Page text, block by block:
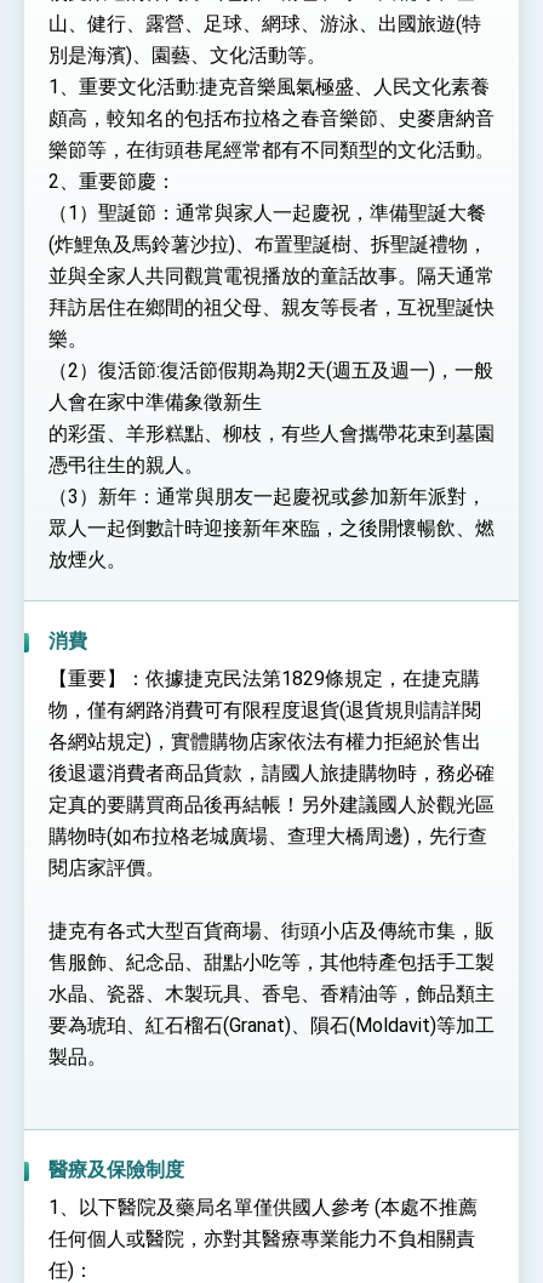
山、健行、露營、足球、網球、游泳、出國旅遊(特
別是海濱)、園藝、文化活動等。
1、重要文化活動:捷克音樂風氣極盛、人民文化素養
頗高，較知名的包括布拉格之春音樂節、史麥唐納音
樂節等，在街頭巷尾經常都有不同類型的文化活動。
2、重要節慶：
（1）聖誕節：通常與家人一起慶祝，準備聖誕大餐
(炸鯉魚及馬鈴薯沙拉)、布置聖誕樹、拆聖誕禮物，
並與全家人共同觀賞電視播放的童話故事。隔天通常
拜訪居住在鄉間的祖父母、親友等長者，互祝聖誕快
樂。
（2）復活節:復活節假期為期2天(週五及週一)，一般
人會在家中準備象徵新生
的彩蛋、羊形糕點、柳枝，有些人會攜帶花束到墓園
憑弔往生的親人。
（3）新年：通常與朋友一起慶祝或參加新年派對，
眾人一起倒數計時迎接新年來臨，之後開懷暢飲、燃
放煙火。
消費
【重要】：依據捷克民法第1829條規定，在捷克購
物，僅有網路消費可有限程度退貨(退貨規則請詳閱
各網站規定)，實體購物店家依法有權力拒絕於售出
後退還消費者商品貨款，請國人旅捷購物時，務必確
定真的要購買商品後再結帳！另外建議國人於觀光區
購物時(如布拉格老城廣場、查理大橋周邊)，先行查
閱店家評價。
捷克有各式大型百貨商場、街頭小店及傳統市集，販
售服飾、紀念品、甜點小吃等，其他特產包括手工製
水晶、瓷器、木製玩具、香皂、香精油等，飾品類主
要為琥珀、紅石榴石(Granat)、隕石(Moldavit)等加工
製品。
醫療及保險制度
1、以下醫院及藥局名單僅供國人參考 (本處不推薦
任何個人或醫院，亦對其醫療專業能力不負相關責
任)：